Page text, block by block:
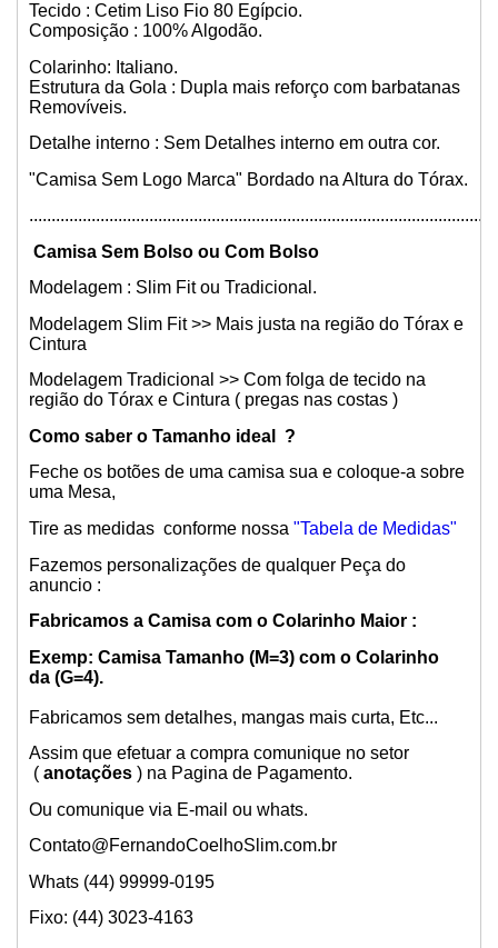
Tecido : Cetim Liso Fio 80 Egípcio.
Composição : 100% Algodão.
Colarinho: Italiano.
Estrutura da Gola : Dupla mais reforço com barbatanas
Removíveis.
Detalhe interno : Sem Detalhes interno em outra cor.
"Camisa Sem Logo Marca" Bordado na Altura do Tórax.
Camisa Sem Bolso ou Com Bolso
Modelagem : Slim Fit ou Tradicional.
Modelagem Slim Fit >> Mais justa na região do Tórax e
Cintura
Modelagem Tradicional >> Com folga de tecido na
região do Tórax e Cintura ( pregas nas costas )
Como saber o Tamanho ideal ?
Feche os botões de uma camisa sua e coloque-a sobre
uma Mesa,
Tire as medidas conforme nossa "Tabela de Medidas"
Fazemos personalizações de qualquer Peça do
anuncio :
Fabricamos a Camisa com o Colarinho Maior :
Exemp: Camisa Tamanho (M=3) com o Colarinho
da (G=4).
Fabricamos sem detalhes, mangas mais curta, Etc...
Assim que efetuar a compra comunique no setor
( anotações ) na Pagina de Pagamento.
Ou comunique via E-mail ou whats.
Contato@FernandoCoelhoSlim.com.br
Whats (44) 99999-0195
Fixo: (44) 3023-4163